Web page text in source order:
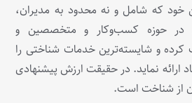
خود که شامل و نه محدود به مدیران،
در حوزه کسب‌و‌کار و متخصصین و
و شایسته‌ترین خدمات شناختی را
ارائه نماید. در حقیقت ارزش پیشنهادی
از شناخت است.